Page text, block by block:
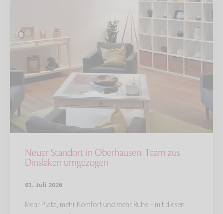
Neuer Standort in Oberhausen: Team aus
Dinslaken umgezogen
01. Juli 2026
Mehr Platz, mehr Komfort und mehr Ruhe – mit diesen